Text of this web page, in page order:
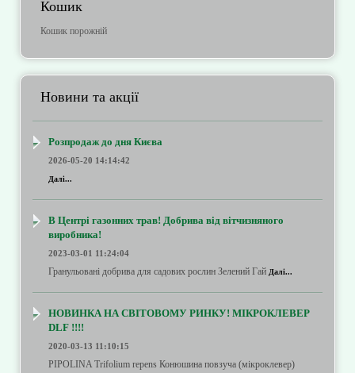
Кошик
Кошик порожній
Новини та акції
Розпродаж до дня Києва
2026-05-20 14:14:42
Далі...
В Центрі газонних трав! Добрива від вітчизняного
виробника!
2023-03-01 11:24:04
Гранульовані добрива для садових рослин Зелений Гай Далі...
НОВИНКА НА СВІТОВОМУ РИНКУ! МІКРОКЛЕВЕР
DLF !!!!
2020-03-13 11:10:15
PIPOLINA Trifolium repens Конюшина повзуча (мікроклевер)